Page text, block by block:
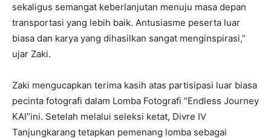
sekaligus semangat keberlanjutan menuju masa depan
transportasi yang lebih baik. Antusiasme peserta luar
biasa dan karya yang dihasilkan sangat menginspirasi,”
ujar Zaki.
Zaki mengucapkan terima kasih atas partisipasi luar biasa
pecinta fotografi dalam Lomba Fotografi “Endless Journey
KAI”ini. Setelah melalui seleksi ketat, Divre IV
Tanjungkarang tetapkan pemenang lomba sebagai